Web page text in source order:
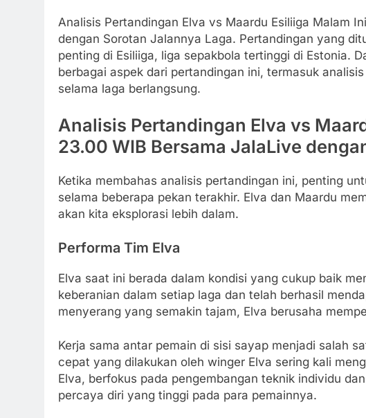
Analisis Pertandingan Elva vs Maardu Esiliiga Malam
dengan Sorotan Jalannya Laga. Pertandingan yang
penting di Esiliiga, liga sepakbola tertinggi di Estonia.
berbagai aspek dari pertandingan ini, termasuk
selama laga berlangsung.
Analisis Pertandingan Elva vs
23.00 WIB Bersama JalaLive
Ketika membahas analisis pertandingan ini, penting
selama beberapa pekan terakhir. Elva dan Maardu
akan kita eksplorasi lebih dalam.
Performa Tim Elva
Elva saat ini berada dalam kondisi yang cukup baik
keberanian dalam setiap laga dan telah berhasil
menyerang yang semakin tajam, Elva berusaha
Kerja sama antar pemain di sisi sayap menjadi salah
cepat yang dilakukan oleh winger Elva sering kali
Elva, berfokus pada pengembangan teknik individu
percaya diri yang tinggi pada para pemainnya.